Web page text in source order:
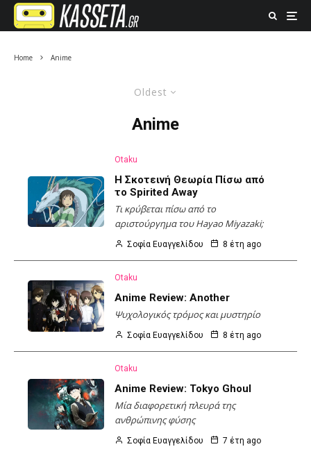
Home Anime
Oldest
Anime
Otaku
Η Σκοτεινή Θεωρία Πίσω από
το Spirited Away
Τι κρύβεται πίσω από το
αριστούργημα του Hayao Miyazaki;
Σοφία Ευαγγελίδου 8 έτη ago
Otaku
Anime Review: Another
Ψυχολογικός τρόμος και μυστηρίο
Σοφία Ευαγγελίδου 8 έτη ago
Otaku
Anime Review: Tokyo Ghoul
Μία διαφορετική πλευρά της
ανθρώπινης φύσης
Σοφία Ευαγγελίδου 7 έτη ago